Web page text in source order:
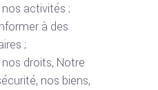
activités ;
à des
;
droits, Notre
nos biens,